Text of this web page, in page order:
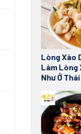
Lòng Xào
Làm Lòng
Như Ở